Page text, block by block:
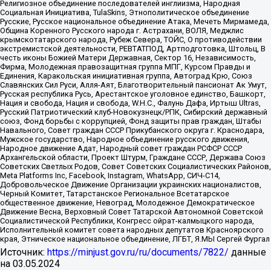
Религиозное объединение последователей инглиизма, Народная
Социальная Инициатива, TulaSkins, Этнополитическое объединение
Русские, Русское национальное объединение Атака, Мечеть Мирмамеда,
Община Коренного Русского народа г. Астрахани, ВОЛЯ, Меджлис
крымскотатарского народа, Рубеж Севера, ТОЙС, О противодействии
экстремистской деятельности, РЕВТАТПОД, Артподготовка, Штольц, В
честь иконы Божией Матери Державная, Сектор 16, Независимость,
Фирма, Молодежная правозащитная группа МПГ, Курсом Правды и
Единения, Каракольская инициативная группа, Автоград Крю, Союз
Славянских Сил Руси, Алля-Аят, Благотворительный пансионат Ак Умут,
Русская республика Русь, Арестантское уголовное единство, Башкорт,
Нация и свобода, Нация и свобода, W.H.С., Фалунь Дафа, Иртыш Ultras,
Русский Патриотический клуб-Новокузнецк/РПК, Сибирский державный
союз, Фонд борьбы с коррупцией, Фонд защиты прав граждан, Штабы
Навального, Совет граждан СССР Прикубанского округа г. Краснодара,
Мужское государство, Народное объединение русского движения,
Народное движение Адат, Народный совет граждан РСФСР СССР
Архангельской области, Проект Штурм, Граждане СССР, Держава Союз
Советских Светлых Родов, Совет Советских Социалистических Районов,
Meta Platforms Inc, Facebook, Instagram, WhatsApp, СИЧ-С14,
Добровольческое Движение Организации украинских националистов,
Черный Комитет, Татарстанское Региональное Всетатарское
общественное движение, Невоград, Молодежное Демократическое
Движение Весна, Верховный Совет Татарской Автономной Советской
Социалистической Республики, Конгресс ойрат-калмыцкого народа,
Исполнительный комитет совета народных депутатов Красноярского
края, Этническое национальное объединение, ЛГБТ, Я.МЫ Сергей Фургал
Источник: https://minjust.gov.ru/ru/documents/7822/ данные
на 03.05.2024